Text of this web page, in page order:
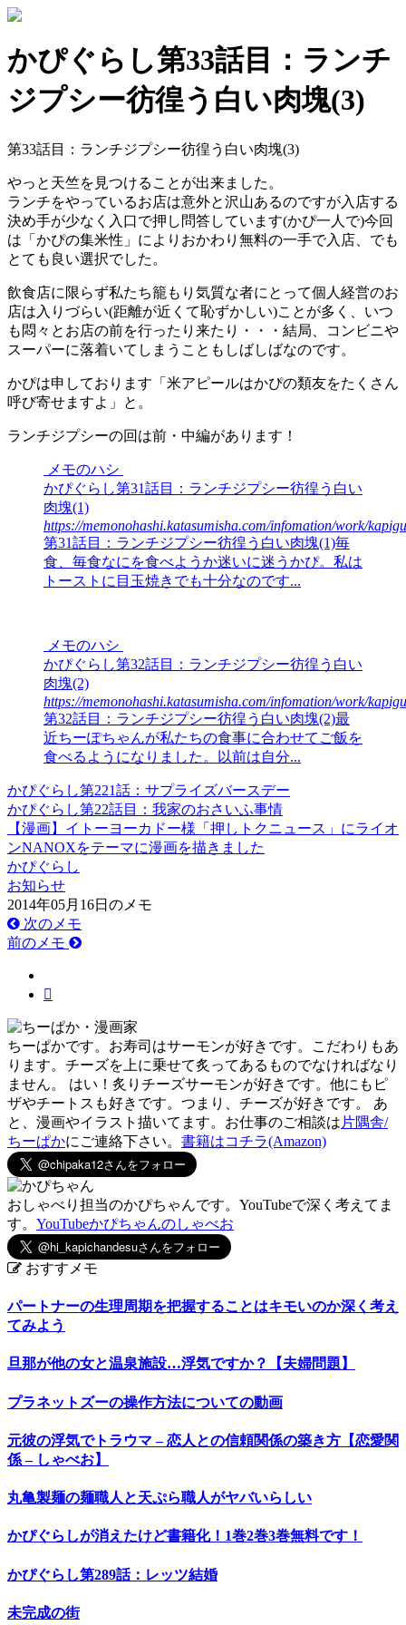
かぴぐらし第33話目：ランチ
ジプシー彷徨う白い肉塊(3)
第33話目：ランチジプシー彷徨う白い肉塊(3)
やっと天竺を見つけることが出来ました。
ランチをやっているお店は意外と沢山あるのですが入店する
決め手が少なく入口で押し問答しています(かぴ一人で)今回
は「かぴの集米性」によりおかわり無料の一手で入店、でも
とても良い選択でした。
飲食店に限らず私たち籠もり気質な者にとって個人経営のお
店は入りづらい(距離が近くて恥ずかしい)ことが多く、いつ
も悶々とお店の前を行ったり来たり・・・結局、コンビニや
スーパーに落着いてしまうこともしばしばなのです。
かぴは申しております「米アピールはかぴの類友をたくさん
呼び寄せますよ」と。
ランチジプシーの回は前・中編があります！
メモのハシ
かぴぐらし第31話目：ランチジプシー彷徨う白い
肉塊(1)
https://memonohashi.katasumisha.com/infomation/work/
第31話目：ランチジプシー彷徨う白い肉塊(1)毎
食、毎食なにを食べようか迷いに迷うかぴ。私は
トーストに目玉焼きでも十分なのです...
メモのハシ
かぴぐらし第32話目：ランチジプシー彷徨う白い
肉塊(2)
https://memonohashi.katasumisha.com/infomation/work/
第32話目：ランチジプシー彷徨う白い肉塊(2)最
近ちーぽちゃんが私たちの食事に合わせてご飯を
食べるようになりました。以前は自分...
かぴぐらし第221話：サプライズバースデー
かぴぐらし第22話目：我家のおさいふ事情
【漫画】イトーヨーカドー様「押しトクニュース」にライオ
ンNANOXをテーマに漫画を描きました
かぴぐらし
お知らせ
2014年05月16日のメモ
次のメモ
前のメモ
ちーぱかです。お寿司はサーモンが好きです。こだわりもあ
ります。チーズを上に乗せて炙ってあるものでなければなり
ません。 はい！炙りチーズサーモンが好きです。他にもピ
ザやチートスも好きです。つまり、チーズが好きです。 あ
と、漫画やイラスト描いてます。お仕事のご相談は 片隅舎/
ちーぱかにご連絡下さい。 書籍はコチラ(Amazon)
おしゃべり担当のかぴちゃんです。YouTubeで深く考えてま
す。 YouTubeかぴちゃんのしゃべお
おすすメモ
パートナーの生理周期を把握することはキモいのか深く考え
てみよう
旦那が他の女と温泉施設…浮気ですか？【夫婦問題】
プラネットズーの操作方法についての動画
元彼の浮気でトラウマ – 恋人との信頼関係の築き方【恋愛関
係 – しゃべお】
丸亀製麺の麺職人と天ぷら職人がヤバいらしい
かぴぐらしが消えたけど書籍化！1巻2巻3巻無料です！
かぴぐらし第289話：レッツ結婚
未完成の街